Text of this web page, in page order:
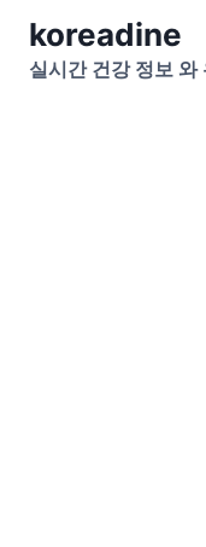
Skipkoreadine
실시간 건강 정보